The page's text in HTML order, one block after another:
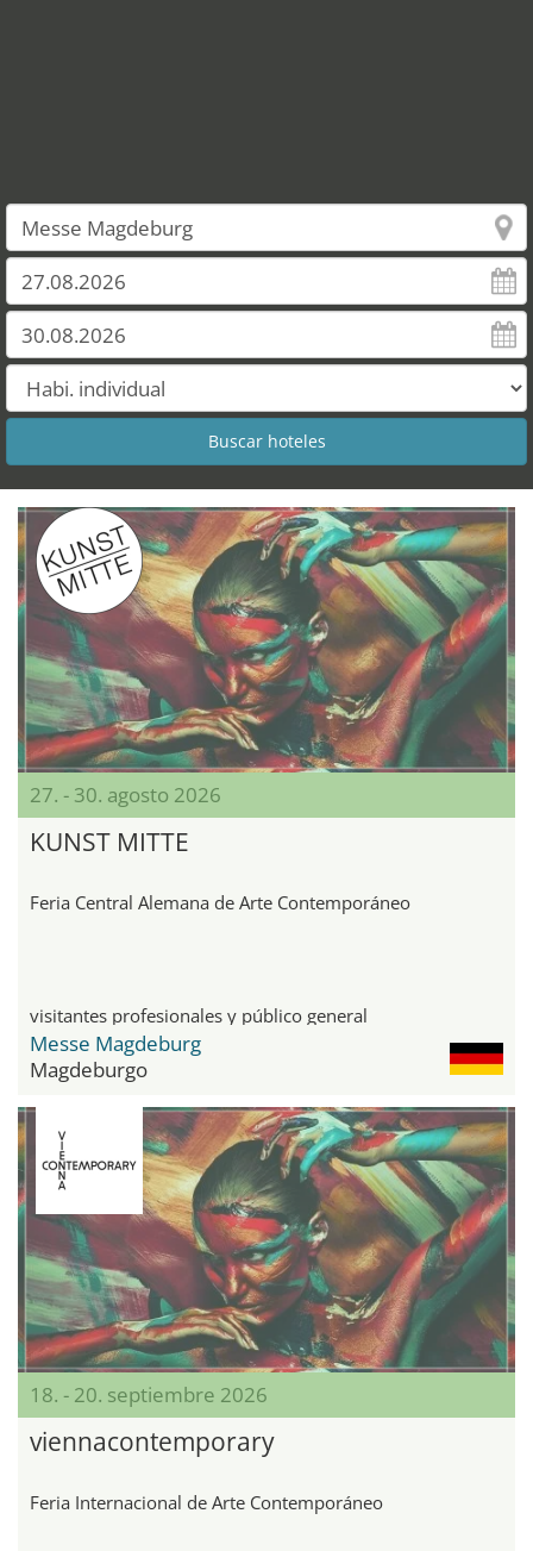
27. - 30. agosto 2026
KUNST MITTE
Feria Central Alemana de Arte Contemporáneo
visitantes profesionales y público general
Messe Magdeburg
Magdeburgo
18. - 20. septiembre 2026
viennacontemporary
Feria Internacional de Arte Contemporáneo